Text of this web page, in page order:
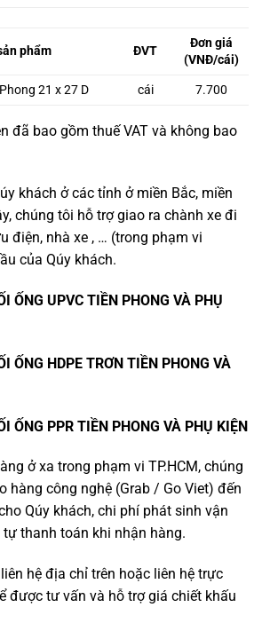
phẩm ĐVT
Đơn giá
(VNĐ/cái)
21 x 27 D cái 7.700
đã bao gồm thuế VAT và không bao
khách ở các tỉnh ở miền Bắc, miền
chúng tôi hỗ trợ giao ra chành xe đi
điện, nhà xe , … (trong phạm vi
của Qúy khách.
ỐNG UPVC TIỀN PHONG VÀ PHỤ
ỐNG HDPE TRƠN TIỀN PHONG VÀ
ỐNG PPR TIỀN PHONG VÀ PHỤ KIỆN
ở xa trong phạm vi TP.HCM, chúng
hàng công nghệ (Grab / Go Viet) đến
Qúy khách, chi phí phát sinh vận
thanh toán khi nhận hàng.
hệ địa chỉ trên hoặc liên hệ trực
được tư vấn và hỗ trợ giá chiết khấu